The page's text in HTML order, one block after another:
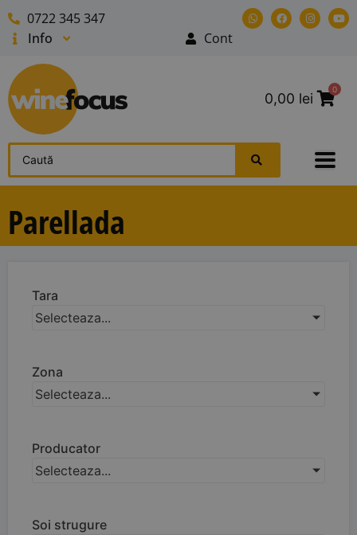
0722 345 347
Info
Cont
0,00 lei
0
Parellada
Tara
Selecteaza...
Zona
Selecteaza...
Producator
Selecteaza...
Soi strugure